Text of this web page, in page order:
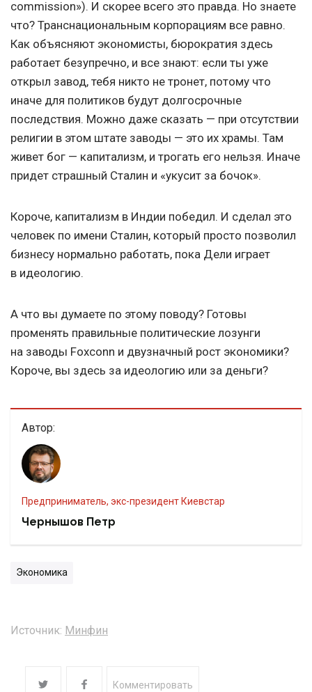
commission»). И скорее всего это правда. Но знаете
что? Транснациональным корпорациям все равно.
Как объясняют экономисты, бюрократия здесь
работает безупречно, и все знают: если ты уже
открыл завод, тебя никто не тронет, потому что
иначе для политиков будут долгосрочные
последствия. Можно даже сказать — при отсутствии
религии в этом штате заводы — это их храмы. Там
живет бог — капитализм, и трогать его нельзя. Иначе
придет страшный Сталин и «укусит за бочок».
Короче, капитализм в Индии победил. И сделал это
человек по имени Сталин, который просто позволил
бизнесу нормально работать, пока Дели играет
в идеологию.
А что вы думаете по этому поводу? Готовы
променять правильные политические лозунги
на заводы Foxconn и двузначный рост экономики?
Короче, вы здесь за идеологию или за деньги?
Автор:
предприниматель, экс-президент Киевстар
Чернышов Петр
Экономика
Источник: Минфин
Комментировать